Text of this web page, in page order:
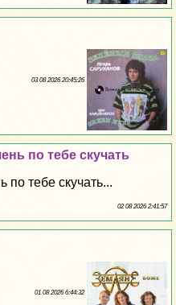
03 08 2026 20:45:26
по тебе скучать
по тебе скучать...
02 08 2026 2:41:57
01 08 2026 6:44:32